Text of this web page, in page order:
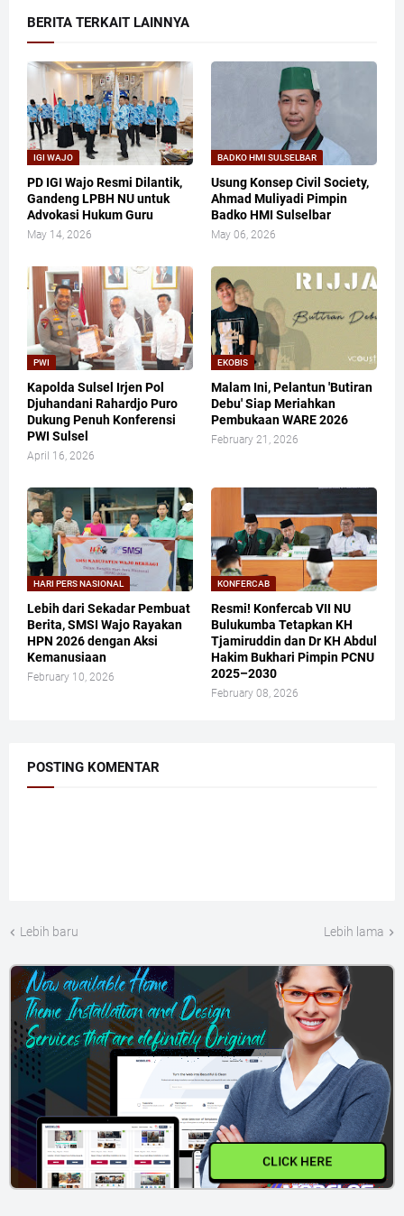
BERITA TERKAIT LAINNYA
IGI WAJO
PD IGI Wajo Resmi Dilantik,
Gandeng LPBH NU untuk
Advokasi Hukum Guru
May 14, 2026
BADKO HMI SULSELBAR
Usung Konsep Civil Society,
Ahmad Muliyadi Pimpin
Badko HMI Sulselbar
May 06, 2026
PWI
Kapolda Sulsel Irjen Pol
Djuhandani Rahardjo Puro
Dukung Penuh Konferensi
PWI Sulsel
April 16, 2026
EKOBIS
Malam Ini, Pelantun 'Butiran
Debu' Siap Meriahkan
Pembukaan WARE 2026
February 21, 2026
HARI PERS NASIONAL
Lebih dari Sekadar Pembuat
Berita, SMSI Wajo Rayakan
HPN 2026 dengan Aksi
Kemanusiaan
February 10, 2026
KONFERCAB
Resmi! Konfercab VII NU
Bulukumba Tetapkan KH
Tjamiruddin dan Dr KH Abdul
Hakim Bukhari Pimpin PCNU
2025–2030
February 08, 2026
POSTING KOMENTAR
Lebih baru Lebih lama
CLICK HERE